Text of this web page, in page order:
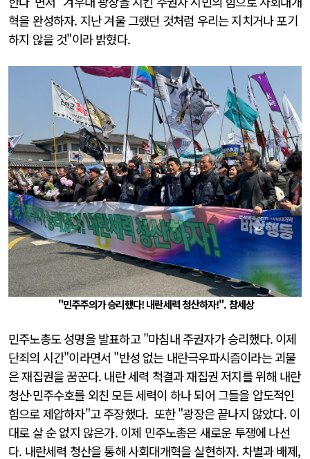
혁을 완성하자. 지난 겨울 그랬던 것처럼 우리는 지치거나 포기
하지 않을 것"이라 밝혔다.
"민주주의가 승리했다! 내란세력 청산하자!". 참세상
민주노총도 성명을 발표하고 "마침내 주권자가 승리했다. 이제
단죄의 시간"이라면서 "반성 없는 내란극우파시즘이라는 괴물
은 재집권을 꿈꾼다. 내란 세력 척결과 재집권 저지를 위해 내란
청산·민주수호를 외친 모든 세력이 하나 되어 그들을 압도적인
힘으로 제압하자"고 주장했다. 또한 "광장은 끝나지 않았다. 이
대로 살 순 없지 않은가. 이제 민주노총은 새로운 투쟁에 나선
다. 내란세력 청산을 통해 사회대개혁을 실현하자. 차별과 배제,